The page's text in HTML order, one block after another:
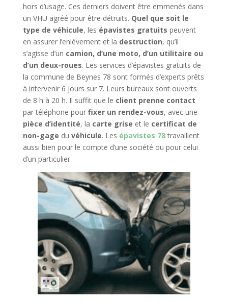
hors d’usage. Ces derniers doivent être emmenés dans
un VHU agréé pour être détruits. Quel que soit le
type de véhicule, les épavistes gratuits peuvent
en assurer l’enlèvement et la destruction, qu’il
s’agisse d’un camion, d’une moto, d’un utilitaire ou
d’un deux-roues. Les services d’épavistes gratuits de
la commune de Beynes 78 sont formés d’experts prêts
à intervenir 6 jours sur 7. Leurs bureaux sont ouverts
de 8 h à 20 h. Il suffit que le client prenne contact
par téléphone pour fixer un rendez-vous, avec une
pièce d’identité, la carte grise et le certificat de
non-gage du véhicule. Les épavistes 78travaillent
aussi bien pour le compte d’une société ou pour celui
d’un particulier.